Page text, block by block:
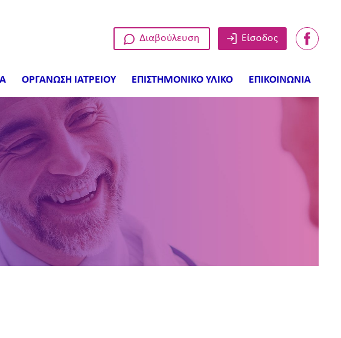
Είσοδος
Διαβούλευση
ΟΡΓΑΝΩΣΗ ΙΑΤΡΕΙΟΥ ΕΠΙΣΤΗΜΟΝΙΚΟ ΥΛΙΚΟ ΕΠΙΚΟΙΝΩΝΙΑ